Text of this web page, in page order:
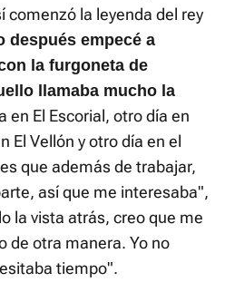
comenzó la leyenda del rey
después empecé a
la furgoneta de
llamaba mucho la
en El Escorial, otro día en
El Vellón y otro día en el
que además de trabajar,
así que me interesaba",
la vista atrás, creo que me
de otra manera. Yo no
tiempo".